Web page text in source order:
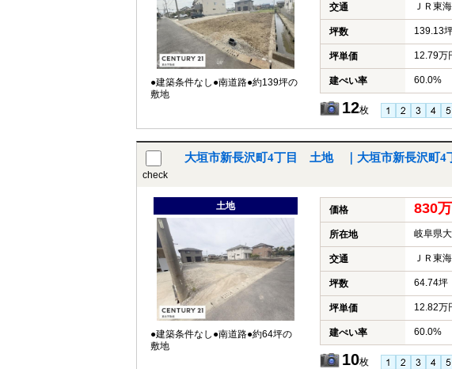
●建築条件なし●南道路●約139坪の
敷地
交通 ＪＲ東
坪数 139.13
坪単価 12.79万
建ぺい率 60.0%
12枚
check
大垣市新長沢町4丁目 土地 ｜大垣市新長沢町4
土地
●建築条件なし●南道路●約64坪の
敷地
価格 830
所在地 岐阜県
交通 ＪＲ東
坪数 64.74坪
坪単価 12.82万
建ぺい率 60.0%
10枚